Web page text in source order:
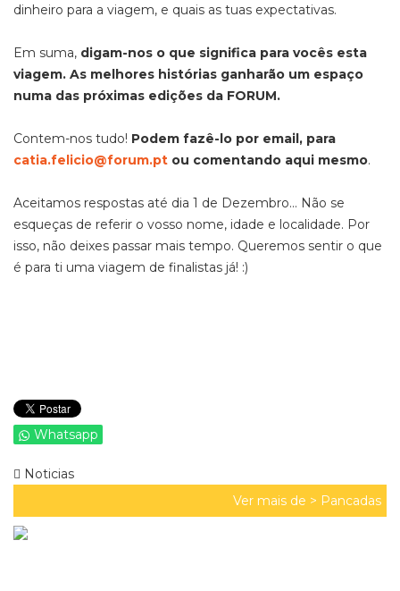
dinheiro para a viagem, e quais as tuas expectativas.
Em suma, digam-nos o que significa para vocês esta
viagem. As melhores histórias ganharão um espaço
numa das próximas edições da FORUM.
Contem-nos tudo! Podem fazê-lo por email, para
catia.felicio@forum.pt ou comentando aqui mesmo.
Aceitamos respostas até dia 1 de Dezembro... Não se
esqueças de referir o vosso nome, idade e localidade. Por
isso, não deixes passar mais tempo. Queremos sentir o que
é para ti uma viagem de finalistas já! :)
Whatsapp
Noticias
Ver mais de > Pancadas